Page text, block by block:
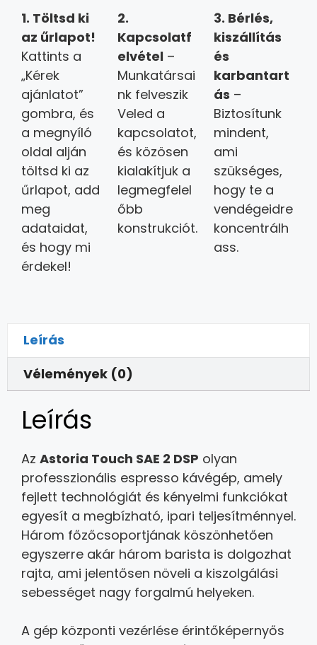
1. Töltsd ki
az űrlapot!
Kattints a
„Kérek
ajánlatot”
gombra, és
a megnyíló
oldal alján
töltsd ki az
űrlapot, add
meg
adataidat,
és hogy mi
érdekel!
2.
Kapcsolatf
elvétel –
Munkatársai
nk felveszik
Veled a
kapcsolatot,
és közösen
kialakítjuk a
legmegfelel
őbb
konstrukciót.
3. Bérlés,
kiszállítás
és
karbantart
ás –
Biztosítunk
mindent,
ami
szükséges,
hogy te a
vendégeidre
koncentrálh
ass.
Leírás
Vélemények (0)
Leírás
Az Astoria Touch SAE 2 DSP olyan
professzionális espresso kávégép, amely
fejlett technológiát és kényelmi funkciókat
egyesít a megbízható, ipari teljesítménnyel.
Három főzőcsoportjának köszönhetően
egyszerre akár három barista is dolgozhat
rajta, ami jelentősen növeli a kiszolgálási
sebességet nagy forgalmú helyeken.
A gép központi vezérlése érintőképernyős